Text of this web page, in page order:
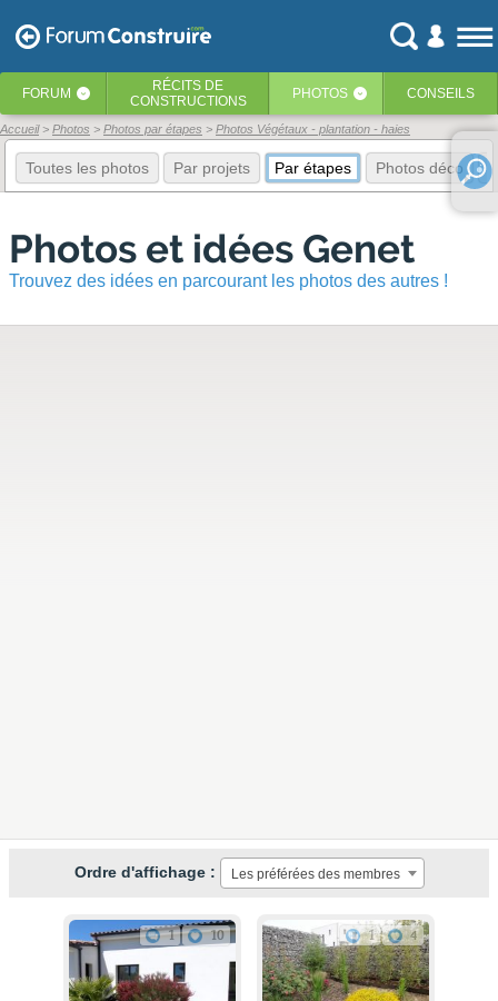
FORUM ‹ RÉCITS DE
CONSTRUCTIONS
PHOTOS ‹ CONSEILS
Accueil Photos Photos par étapes Photos Végétaux - plantation - haies
Toutes les photos Par projets Par étapes Photos déco
Photos et idées Genet
Trouvez des idées en parcourant les photos des autres !
Ordre d'affichage : Les préférées des membres
1 10 1 4